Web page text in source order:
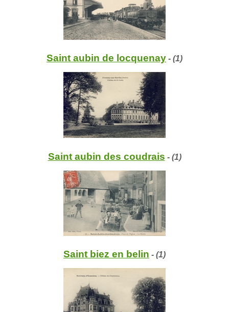
Saint aubin de locquenay - (1)
Saint aubin des coudrais - (1)
Saint biez en belin - (1)